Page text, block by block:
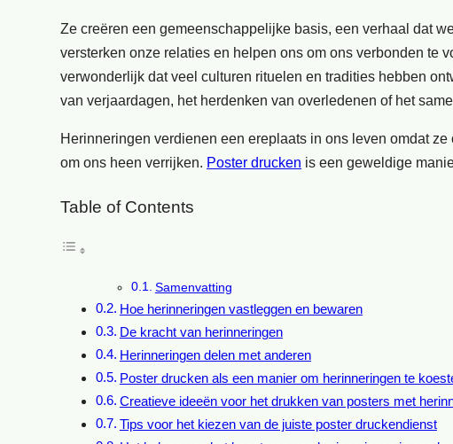
Ze creëren een gemeenschappelijke basis, een verhaal dat
versterken onze relaties en helpen ons om ons verbonden te
verwonderlijk dat veel culturen rituelen en tradities hebben
van verjaardagen, het herdenken van overledenen of het
Herinneringen verdienen een ereplaats in ons leven omdat
om ons heen verrijken. Poster drucken is een geweldige
Table of Contents
Samenvatting
Hoe herinneringen vastleggen en bewaren
De kracht van herinneringen
Herinneringen delen met anderen
Poster drucken als een manier om herinneringen te
Creatieve ideeën voor het drukken van posters met
Tips voor het kiezen van de juiste poster druckendienst